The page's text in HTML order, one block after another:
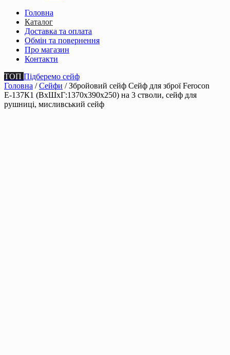
Головна
Каталог
Доставка та оплата
Обмін та повернення
Про магазин
Контакти
ТОП Підберемо сейф
Головна /Сейфи / Збройовий сейф Сейф для зброї Ferocon
Е-137К1 (ВxШxГ:1370x390x250) на 3 стволи, сейф для
рушниці, мисливський сейф